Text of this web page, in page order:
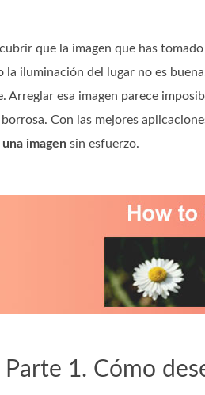
que la imagen que has
la iluminación del lugar no es
Arreglar esa imagen parece
Con las mejores
imagen sin esfuerzo.
Parte 1. Cómo